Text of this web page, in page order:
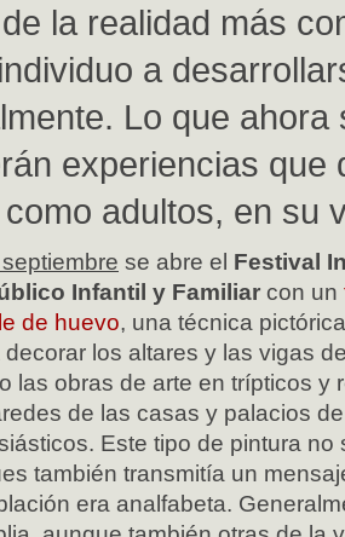
la realidad más
a
Lo que ahora
experiencias que
adultos, en su
se abre el Festival
Infantil y Familiar con un
de huevo, una técnica
los altares y las vigas
las obras de arte en trípticos y
de las casas y palacios
Este tipo de pintura no
también transmitía un
era analfabeta.